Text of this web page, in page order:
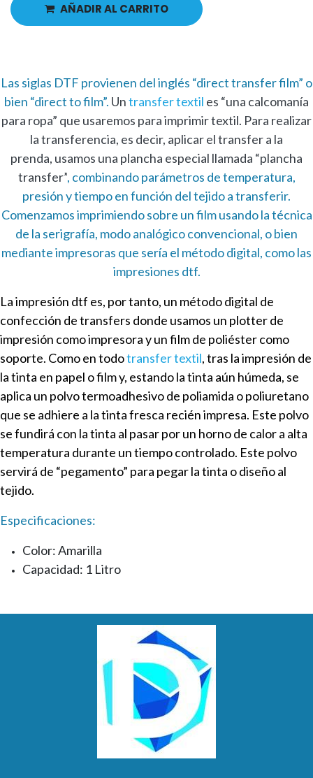
AÑADIR AL CARRITO
Las siglas DTF provienen del inglés “direct transfer film” o
bien “direct to film”. Untransfer textil es “una calcomanía
para ropa” que usaremos para imprimir textil. Para realizar
la transferencia, es decir, aplicar el transfer a la
prenda, usamos una plancha especial llamada “plancha
transfer”, combinando parámetros de temperatura,
presión y tiempo en función del tejido a transferir.
Comenzamos imprimiendo sobre un film usando la técnica
de la serigrafía, modo analógico convencional, o bien
mediante impresoras que sería el método digital, como las
impresiones dtf.
La impresión dtf es, por tanto, un método digital de
confección de transfers donde usamos un plotter de
impresión como impresora y un film de poliéster como
soporte. Como en todotransfer textil, tras la impresión de
la tinta en papel o film y, estando la tinta aún húmeda, se
aplica un polvo termoadhesivo de poliamida o poliuretano
que se adhiere a la tinta fresca recién impresa. Este polvo
se fundirá con la tinta al pasar por un horno de calor a alta
temperatura durante un tiempo controlado. Este polvo
servirá de “pegamento” para pegar la tinta o diseño al
tejido.
Especificaciones:
Color: Amarilla
Capacidad: 1 Litro